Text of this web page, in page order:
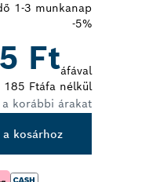
1-3 munkanap
-5%
Ftáfával
185 Ftáfa nélkül
a korábbi árakat
a kosárhoz